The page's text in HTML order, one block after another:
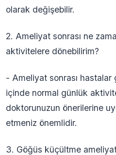
olarak değişebilir.
2. Ameliyat sonrası ne
aktivitelere dönebilirim?
- Ameliyat sonrası
içinde normal günlük
doktorunuzun önerilerine
etmeniz önemlidir.
3. Göğüs küçültme